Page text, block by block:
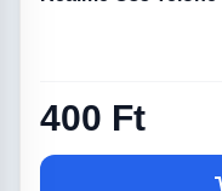
400 Ft